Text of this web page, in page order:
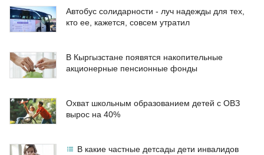
Автобус солидарности - луч надежды для тех,
кто ее, кажется, совсем утратил
В Кыргызстане появятся накопительные
акционерные пенсионные фонды
Охват школьным образованием детей с ОВЗ
вырос на 40%
В какие частные детсады дети инвалидов